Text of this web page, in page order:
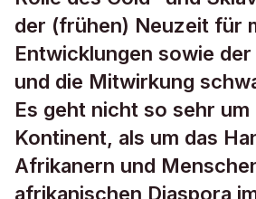
der (frühen) Neuzeit für
Entwicklungen sowie
und die Mitwirkung
Es geht nicht so sehr um
Kontinent, als um das
Afrikanern und
afrikanischen Diaspora